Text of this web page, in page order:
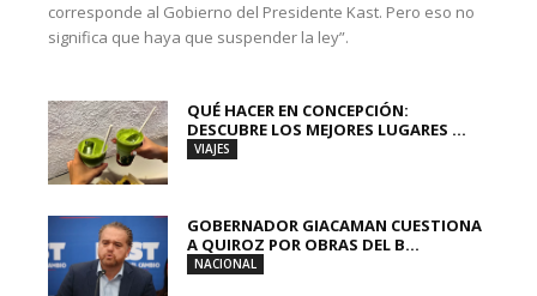
corresponde al Gobierno del Presidente Kast. Pero eso no
significa que haya que suspender la ley”.
QUÉ HACER EN CONCEPCIÓN:
DESCUBRE LOS MEJORES LUGARES ...
VIAJES
GOBERNADOR GIACAMAN CUESTIONA
A QUIROZ POR OBRAS DEL B...
NACIONAL